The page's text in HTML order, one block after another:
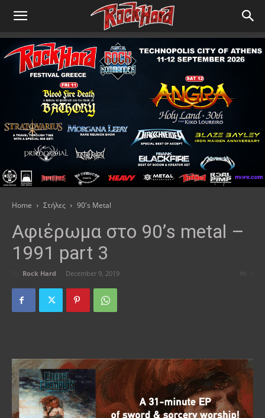
Home Στήλες 90's Metal
Αφιέρωμα στο 90’s metal –
1991 part 3
Rock Hard December 9, 2019